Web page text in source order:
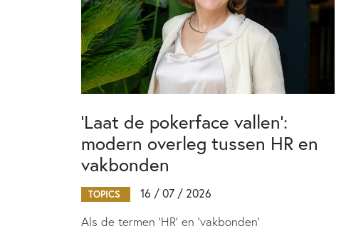
‘Laat de pokerface vallen’:
modern overleg tussen HR en
vakbonden
TOPICS 16 / 07 / 2026
Als de termen 'HR' en 'vakbonden'